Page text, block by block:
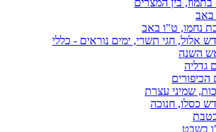
בתמוז, בין המצרים
באב
נחמו, ט"ו באב
אלול, חגי תשרי, ימים נוראים - כללי
השנה
גדליה
הכיפורים
שמיני עצרת
כסלו, חנוכה
בשבט